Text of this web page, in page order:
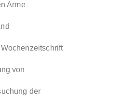
Arme
von
der